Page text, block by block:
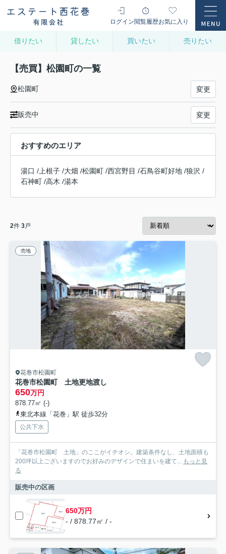
ログイン閲覧履歴お気に入り
借りたい 貸したい 買いたい 売りたい
【売買】松園町の一覧
松園町 変更
販売中 変更
おすすめのエリア
湯口 / 上根子 /大畑 /松園町 /西宮野目 /石鳥谷町好地 /狼沢 /
石神町 /高木 /湯本
2件 3戸
売地
花巻市松園町
花巻市松園町 土地更地渡し
650万円
878.77㎡ (-)
東北本線「花巻」駅 徒歩32分
公共下水
「花巻市松園町 土地」のここがイチオシ。建築条件なし、土地面積も
200坪以上ございますのでお好みのデザインで住まいを建て...
もっと見
る
販売中の区画
650万円
- / 878.77㎡ / -